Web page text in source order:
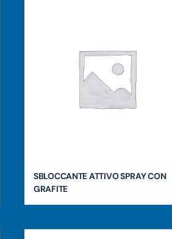
SBLOCCANTE ATTIVO SPRAY CON
GRAFITE